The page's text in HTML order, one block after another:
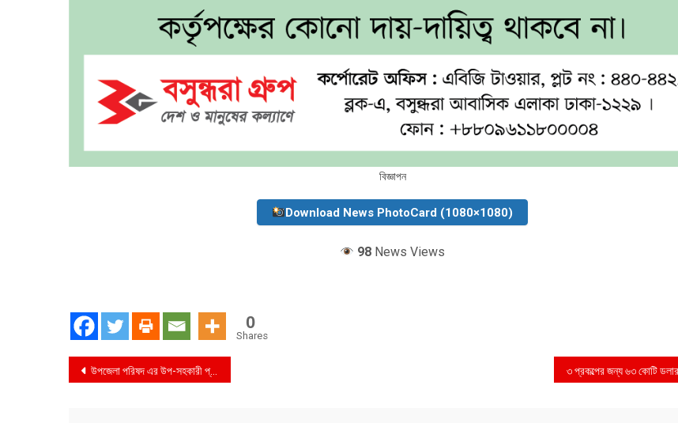
বিজ্ঞাপন
Download News PhotoCard (1080×1080)
98 News Views
0
Shares
Post
উপজেলা পরিষদ এর উপ-সহকারী প্রকৌশলী ও চেয়ারম্যানের বিরুদ্ধে উন্নয়ন প্রকল্পের অর্থ আত্মসাতের অভিযোগ